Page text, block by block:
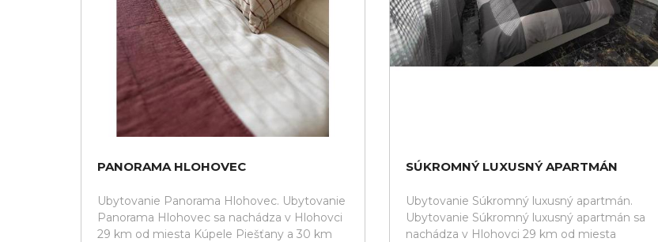
PANORAMA HLOHOVEC
Ubytovanie Panorama Hlohovec. Ubytovanie
Panorama Hlohovec sa nachádza v Hlohovci
29 km od miesta Kúpele Piešťany a 30 km
SÚKROMNÝ LUXUSNÝ APARTMÁN
Ubytovanie Súkromný luxusný apartmán.
Ubytovanie Súkromný luxusný apartmán sa
nachádza v Hlohovci 29 km od miesta